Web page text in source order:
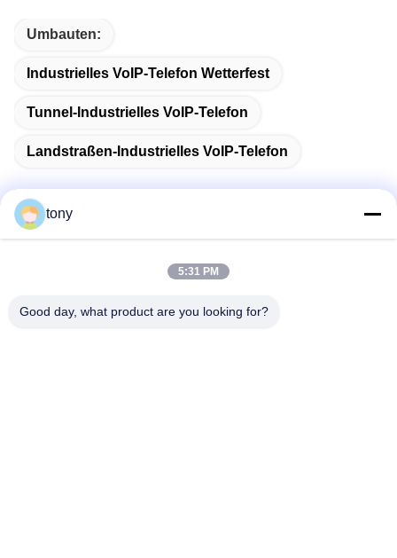
Umbauten:
Industrielles VoIP-Telefon Wetterfest
Tunnel-Industrielles VoIP-Telefon
Landstraßen-Industrielles VoIP-Telefon
Schnelle Kontaktaufnahme
Adresse
tony
5:31 PM
Good day, what product are you looking for?